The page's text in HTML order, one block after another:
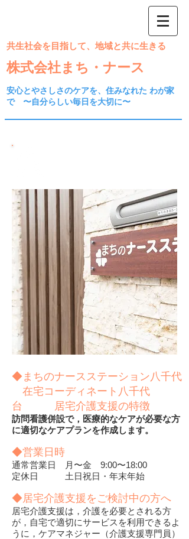
共生社会を目指して、地域と共に生きる
株式会社まち・ナース
安心とやさしさのケアを、住みなれた わが家
で ​〜自分らしい毎日を大切に〜
◆まちのナースステーション八千代
在宅コーディネート八千代
台 居宅介護支援の特徴
訪問看護併設で，医療的なケアが必要な方
に適切なケアプランを作成します。
◆営業日時
通常営業日 月〜金 9:00〜18:00
​定休日 土日祝日・年末年始
◆居宅介護支援をご検討中の方へ
居宅介護支援は，介護を必要とされる方
が，自宅で適切にサービスを利用できるよ
うに，ケアマネジャー（介護支援専門員）